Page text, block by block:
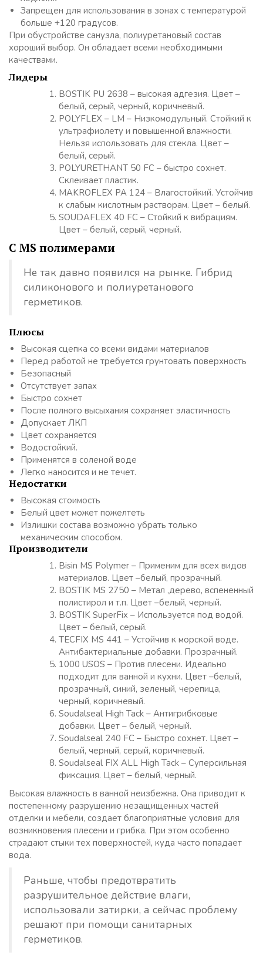
Запрещен для использования в зонах с температурой
больше +120 градусов.
При обустройстве санузла, полиуретановый состав
хороший выбор. Он обладает всеми необходимыми
качествами.
Лидеры
BOSTIK PU 2638 – высокая адгезия. Цвет –
белый, серый, черный, коричневый.
POLYFLEX – LM – Низкомодульный. Стойкий к
ультрафиолету и повышенной влажности.
Нельзя использовать для стекла. Цвет –
белый, серый.
POLYURETHANT 50 FC – быстро сохнет.
Склеивает пластик.
MAKROFLEX PA 124 – Влагостойкий. Устойчив
к слабым кислотным растворам. Цвет – белый.
SOUDAFLEX 40 FC – Стойкий к вибрациям.
Цвет – белый, серый, черный.
С MS полимерами
Не так давно появился на рынке. Гибрид
силиконового и полиуретанового
герметиков.
Плюсы
Высокая сцепка со всеми видами материалов
Перед работой не требуется грунтовать поверхность
Безопасный
Отсутствует запах
Быстро сохнет
После полного высыхания сохраняет эластичность
Допускает ЛКП
Цвет сохраняется
Водостойкий.
Применятся в соленой воде
Легко наносится и не течет.
Недостатки
Высокая стоимость
Белый цвет может пожелтеть
Излишки состава возможно убрать только
механическим способом.
Производители
Bisin MS Polymer – Применим для всех видов
материалов. Цвет –белый, прозрачный.
BOSTIK MS 2750 – Метал ,дерево, вспененный
полистирол и т.п. Цвет –белый, черный.
BOSTIK SuperFix – Используется под водой.
Цвет – белый, серый.
TECFIX MS 441 – Устойчив к морской воде.
Антибактериальные добавки. Прозрачный.
1000 USOS – Против плесени. Идеально
подходит для ванной и кухни. Цвет –белый,
прозрачный, синий, зеленый, черепица,
черный, коричневый.
Soudalseal High Tack – Антигрибковые
добавки. Цвет – белый, черный.
Soudalseal 240 FC – Быстро сохнет. Цвет –
белый, черный, серый, коричневый.
Soudalseal FIX ALL High Tack – Суперсильная
фиксация. Цвет – белый, черный.
Высокая влажность в ванной неизбежна. Она приводит к
постепенному разрушению незащищенных частей
отделки и мебели, создает благоприятные условия для
возникновения плесени и грибка. При этом особенно
страдают стыки тех поверхностей, куда часто попадает
вода.
Раньше, чтобы предотвратить
разрушительное действие влаги,
использовали затирки, а сейчас проблему
решают при помощи санитарных
герметиков.